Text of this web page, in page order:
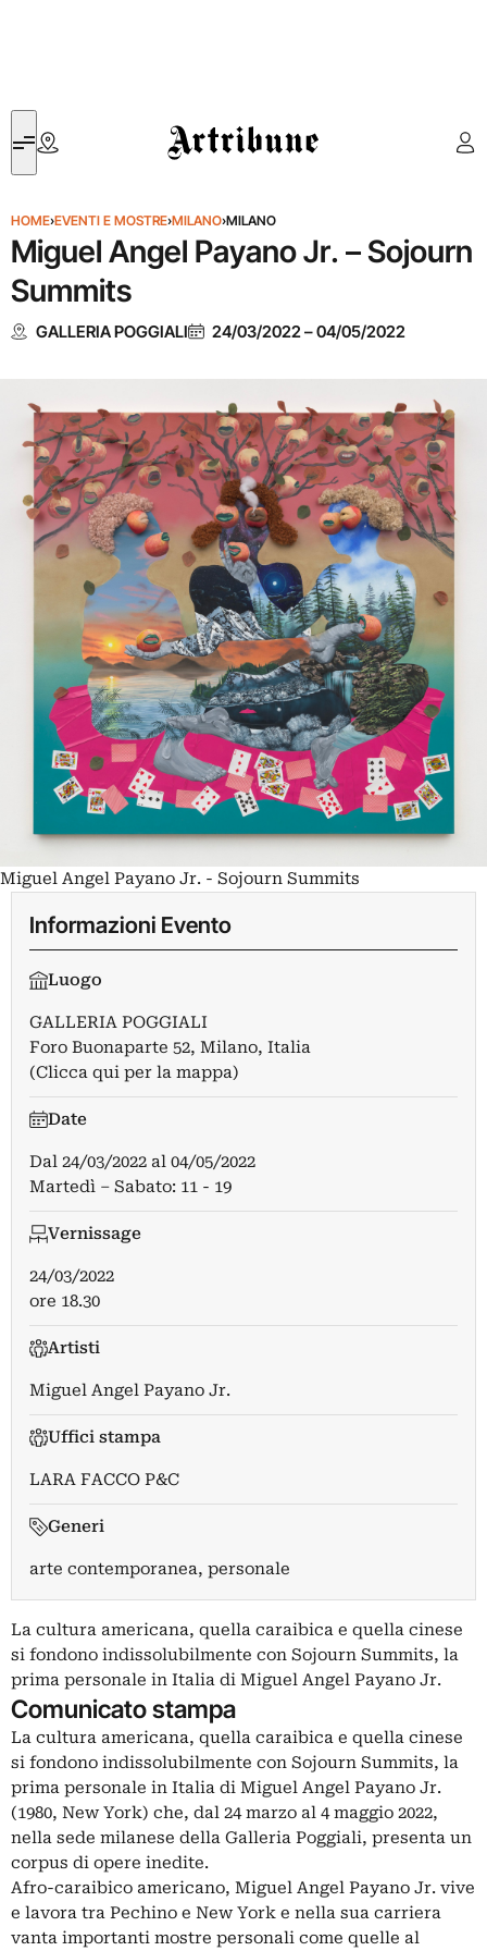
Artribune
HOME›EVENTI E MOSTRE›MILANO›MILANO
Miguel Angel Payano Jr. – Sojourn
Summits
GALLERIA POGGIALI 24/03/2022–04/05/2022
Miguel Angel Payano Jr. - Sojourn Summits
Informazioni Evento
Luogo
GALLERIA POGGIALI
Foro Buonaparte 52, Milano, Italia
(Clicca qui per la mappa)
Date
Dal 24/03/2022 al 04/05/2022
Martedì – Sabato: 11 - 19
Vernissage
24/03/2022
ore 18.30
Artisti
Miguel Angel Payano Jr.
Uffici stampa
LARA FACCO P&C
Generi
arte contemporanea, personale
La cultura americana, quella caraibica e quella cinese
si fondono indissolubilmente con Sojourn Summits, la
prima personale in Italia di Miguel Angel Payano Jr.
Comunicato stampa
La cultura americana, quella caraibica e quella cinese
si fondono indissolubilmente con Sojourn Summits, la
prima personale in Italia di Miguel Angel Payano Jr.
(1980, New York) che, dal 24 marzo al 4 maggio 2022,
nella sede milanese della Galleria Poggiali, presenta un
corpus di opere inedite.
Afro-caraibico americano, Miguel Angel Payano Jr. vive
e lavora tra Pechino e New York e nella sua carriera
vanta importanti mostre personali come quelle al